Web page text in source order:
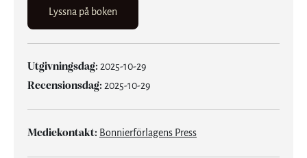
Lyssna på boken
Utgivningsdag: 2025-10-29
Recensionsdag: 2025-10-29
Mediekontakt: Bonnierförlagens Press